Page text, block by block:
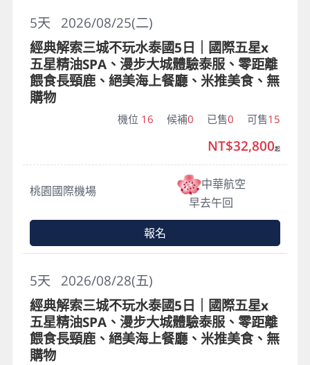
2026/08/25(二)
5天
經典解索三城不玩水泰國5日｜國際五星x
五星精油SPA、漫步大城體驗泰服、零距離
餵食長頸鹿、絕美海上餐廳、米推美食、無
購物
機位 16 候補0 已售0 可售15
桃園國際機場
中華航空
早去午回
NT$32,800起
報名
2026/08/28(五)
5天
經典解索三城不玩水泰國5日｜國際五星x
五星精油SPA、漫步大城體驗泰服、零距離
餵食長頸鹿、絕美海上餐廳、米推美食、無
購物